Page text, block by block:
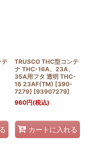
テ
TRUSCO THC型コンテ
ナ THC-16A、23A、
35A用フタ 透明 THC-
16 23AF(TM) [390-
7279] [93907279]
960円(税込)
カートに入れる